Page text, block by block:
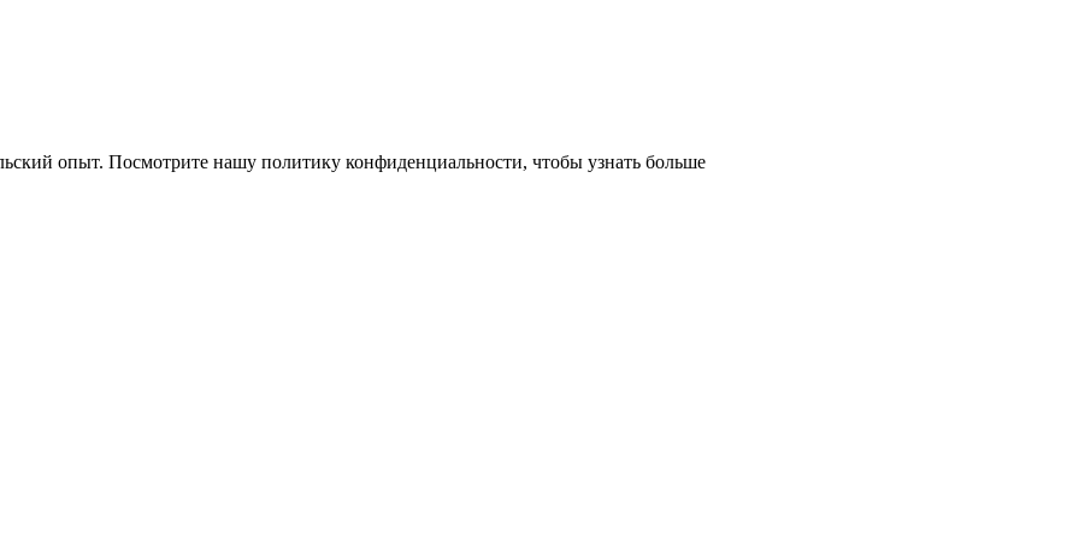
опыт. Посмотрите нашу политику конфиденциальности, чтобы узнать больше